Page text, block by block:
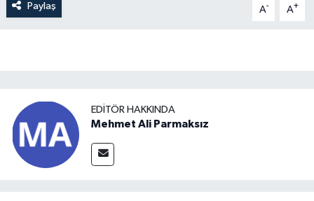
Paylaş A- A+
EDITÖR HAKKINDA
Mehmet Ali Parmaksız